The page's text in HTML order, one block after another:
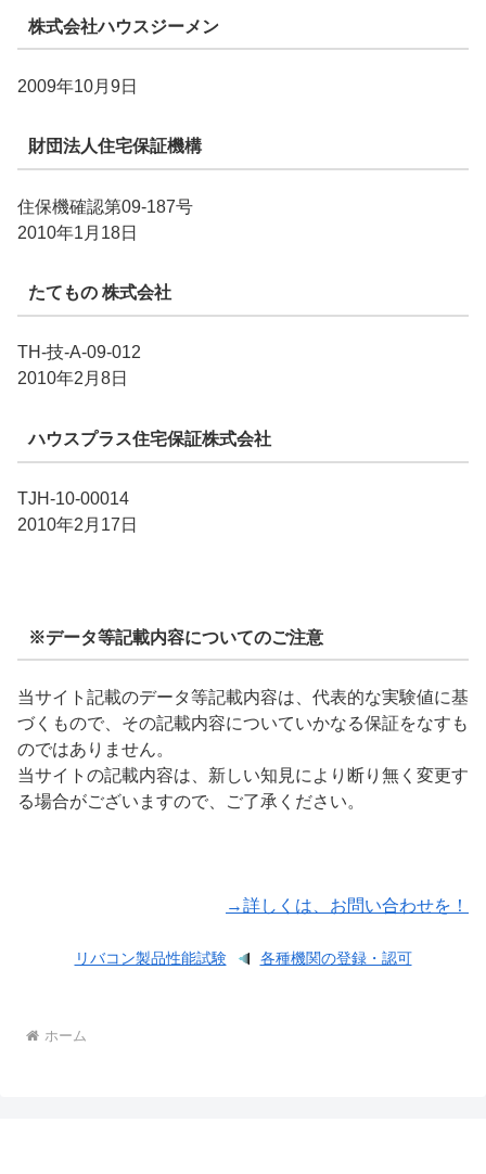
株式会社ハウスジーメン
2009年10月9日
財団法人住宅保証機構
住保機確認第09-187号
2010年1月18日
たてもの 株式会社
TH-技-A-09-012
2010年2月8日
ハウスプラス住宅保証株式会社
TJH-10-00014
2010年2月17日
※データ等記載内容についてのご注意
当サイト記載のデータ等記載内容は、代表的な実験値に基
づくもので、その記載内容についていかなる保証をなすも
のではありません。
当サイトの記載内容は、新しい知見により断り無く変更す
る場合がございますので、ご了承ください。
→詳しくは、お問い合わせを！
リバコン製品性能試験 各種機関の登録・認可
ホーム